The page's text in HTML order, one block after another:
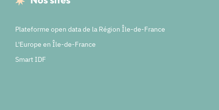
Plateforme open data de la Région Île-de-France
L'Europe en Île-de-France
Smart IDF